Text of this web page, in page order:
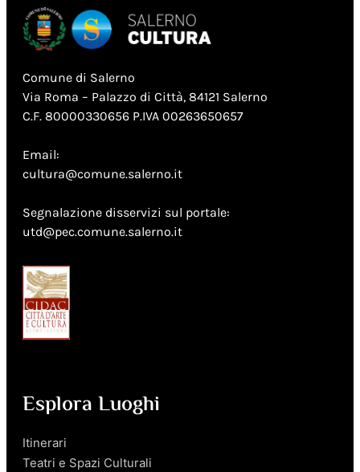
Comune di Salerno
Via Roma – Palazzo di Città, 84121 Salerno
C.F. 80000330656 P.IVA 00263650657
Email:
cultura@comune.salerno.it
Segnalazione disservizi sul portale:
utd@pec.comune.salerno.it
Esplora Luoghi
Itinerari
Teatri e Spazi Culturali